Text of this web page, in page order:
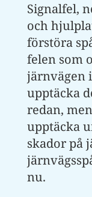
Signalfel,
och
förstöra
felen som
järnvägen
upptäcka
redan,
upptäcka
skador på
nu.